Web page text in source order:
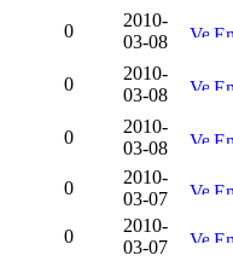
0
2010-
03-08
0
2010-
03-08
0
2010-
03-08
0
2010-
03-07
0
2010-
03-07